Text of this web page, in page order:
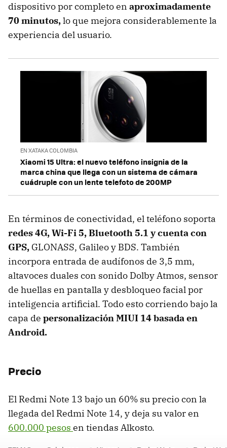
dispositivo por completo en aproximadamente
70 minutos,lo que mejora considerablemente la
experiencia del usuario.
EN XATAKA COLOMBIA
Xiaomi 15 Ultra: el nuevo teléfono insignia de la
marca china que llega con un sistema de cámara
cuádruple con un lente telefoto de 200MP
En términos de conectividad, el teléfono soporta
redes 4G, Wi-Fi 5, Bluetooth 5.1 y cuenta con
GPS, GLONASS, Galileo y BDS. También
incorpora entrada de audífonos de 3,5 mm,
altavoces duales con sonido Dolby Atmos, sensor
de huellas en pantalla y desbloqueo facial por
inteligencia artificial. Todo esto corriendo bajo la
capa de personalización MIUI 14 basada en
Android.
Precio
El Redmi Note 13 bajo un 60% su precio con la
llegada del Redmi Note 14, y deja su valor en
600.000 pesos en tiendas Alkosto.